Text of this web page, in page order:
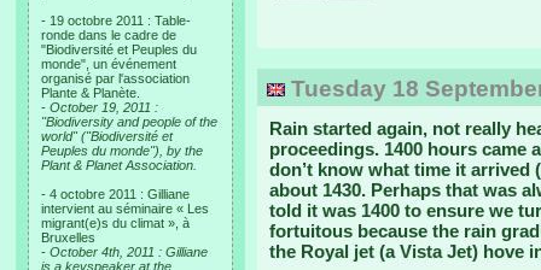
- 19 octobre 2011 : Table-
ronde dans le cadre de
"Biodiversité et Peuples du
monde", un événement
organisé par l'association
Plante & Planète.
- October 19, 2011 :
"Biodiversity and people of the
world" ("Biodiversité et
Peuples du monde"), by the
Plant & Planet Association.
- 4 octobre 2011 : Gilliane
intervient au séminaire « Les
migrant(e)s du climat », à
Bruxelles
- October 4th, 2011 : Gilliane
is a keyspeaker at the
Tuesday 18
Rain started again, not really
proceedings. 1400 hours came
don’t know what time it arrived
about 1430. Perhaps that was
told it was 1400 to ensure we
fortuitous because the rain
the Royal jet (a Vista Jet) hove